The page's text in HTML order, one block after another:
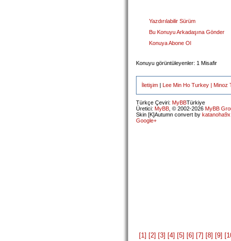
Yazdırılabilir Sürüm
Bu Konuyu Arkadaşına Gönder
Konuya Abone Ol
Konuyu görüntüleyenler: 1 Misafir
İletişim | Lee Min Ho Turkey | Minoz
Türkçe Çeviri: MyBBTürkiye
Üretici: MyBB , © 2002-2026 MyBB
Skin [K]Autumn convert by katanoha9x
Google+
[1] [2] [3] [4] [5] [6] [7] [8] [9]